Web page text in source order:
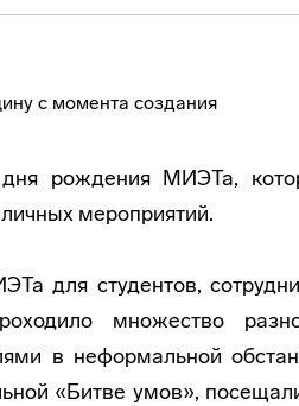
рождения МИЭТа,
мероприятий.
для студентов,
множество
в неформальной
«Битве умов»,